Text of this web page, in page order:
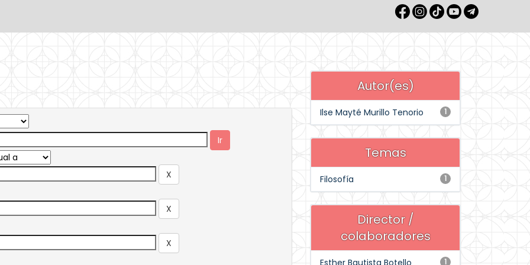
Autor(es)
1
Ilse Mayté Murillo Tenorio
Temas
1
Filosofía
Director /
colaboradores
1
Esther Bautista Botello